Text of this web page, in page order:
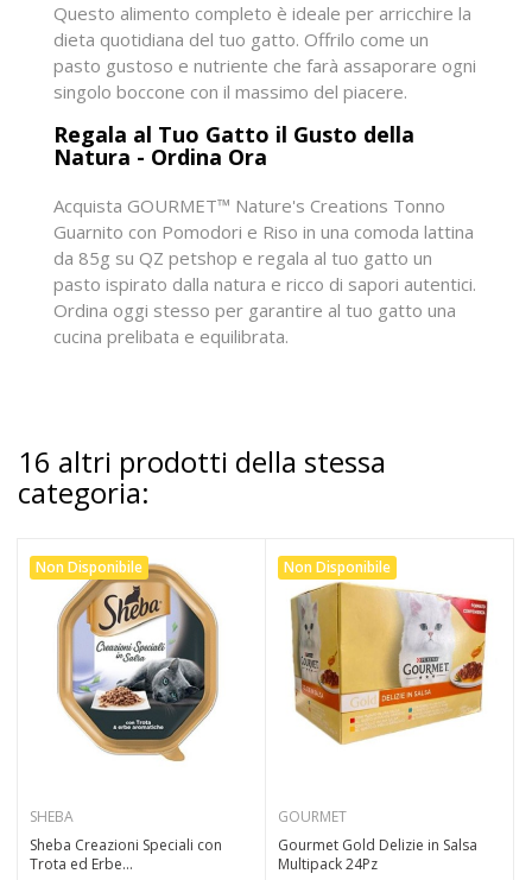
Questo alimento completo è ideale per arricchire la
dieta quotidiana del tuo gatto. Offrilo come un
pasto gustoso e nutriente che farà assaporare ogni
singolo boccone con il massimo del piacere.
Regala al Tuo Gatto il Gusto della
Natura - Ordina Ora
Acquista GOURMET™ Nature's Creations Tonno
Guarnito con Pomodori e Riso in una comoda lattina
da 85g su QZ petshop e regala al tuo gatto un
pasto ispirato dalla natura e ricco di sapori autentici.
Ordina oggi stesso per garantire al tuo gatto una
cucina prelibata e equilibrata.
16 altri prodotti della stessa
categoria:
Non Disponibile
SHEBA
Sheba Creazioni Speciali con
Trota ed Erbe...
Non Disponibile
GOURMET
Gourmet Gold Delizie in Salsa
Multipack 24Pz